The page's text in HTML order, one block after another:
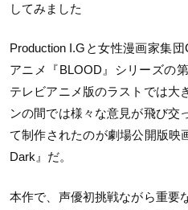
してみました
Production I.Gと女性漫画家集
アニメ『BLOOD』シリーズの
テレビアニメ版のラストでは大
ンの間では様々な意見が飛び交
て制作されたのが劇場公開版映
Dark』だ。
本作で、声優初挑戦ながら重要